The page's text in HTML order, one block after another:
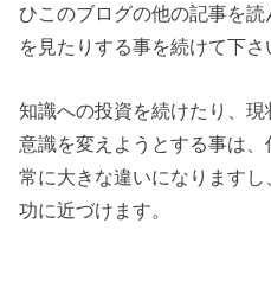
ひこのブログの他の記事を
を見たりする事を続けて下さ
知識への投資を続けたり、現
意識を変えようとする事は
常に大きな違いになります
功に近づけます。